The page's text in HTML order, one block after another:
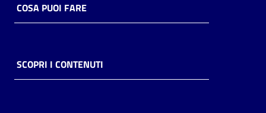
Piani
COSA PUOI FARE
SCOPRI I CONTENUTI